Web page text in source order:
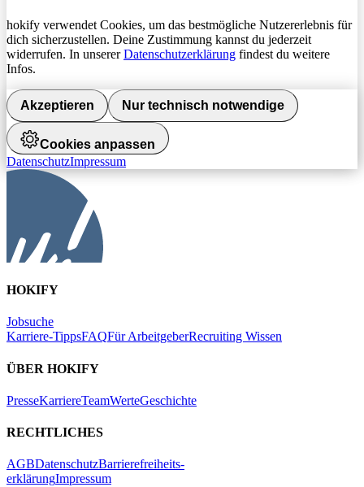
hokify verwendet Cookies, um das bestmögliche Nutzererlebnis für
dich sicherzustellen. Deine Zustimmung kannst du jederzeit
widerrufen. In unsererDatenschutzerklärung findest du weitere
Infos.
Akzeptieren Nur technisch notwendige
Cookies anpassen
DatenschutzImpressum
HOKIFY
Jobsuche
Karriere-TippsFAQFür ArbeitgeberRecruiting Wissen
ÜBER HOKIFY
PresseKarriereTeamWerteGeschichte
RECHTLICHES
AGBDatenschutzBarrierefreiheits-
erklärungImpressum